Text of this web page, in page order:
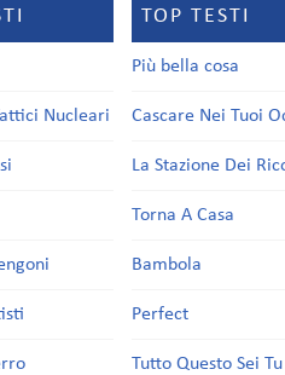
Nucleari
TOP TESTI
Più bella cosa
Cascare Nei Tuoi
La Stazione Dei
Torna A Casa
Bambola
Perfect
Tutto Questo Sei Tu